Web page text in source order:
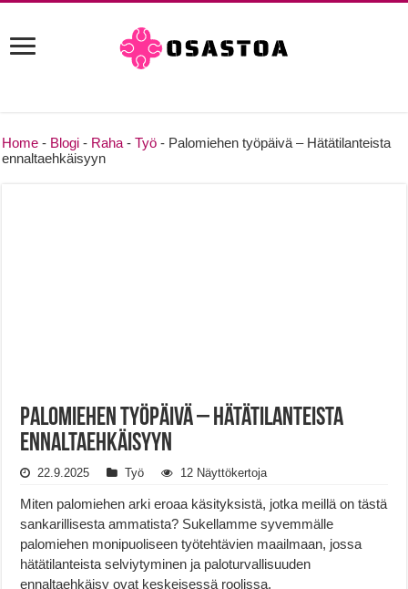
Home - Blogi - Raha -Työ - Palomiehen työpäivä – Hätätilanteista
ennaltaehkäisyyn
Palomiehen työpäivä – Hätätilanteista
ennaltaehkäisyyn
22.9.2025 Työ 12 Näyttökertoja
Miten palomiehen arki eroaa käsityksistä, jotka meillä on tästä
sankarillisesta ammatista? Sukellamme syvemmälle
palomiehen monipuoliseen työtehtävien maailmaan, jossa
hätätilanteista selviytyminen ja paloturvallisuuden
ennaltaehkäisy ovat keskeisessä roolissa.